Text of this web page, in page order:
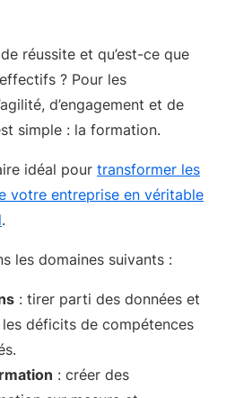
réussite et qu’est-ce que
? Pour les
d’engagement et de
simple : la formation.
idéal pour transformer les
votre entreprise en véritable
.
les domaines suivants :
: tirer parti des données et
les déficits de compétences
: créer des